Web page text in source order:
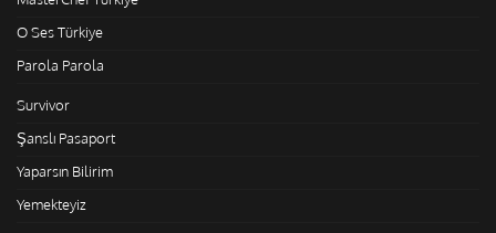
O Ses Türkiye
Parola Parola
Survivor
Şanslı Pasaport
Yaparsın Bilirim
Yemekteyiz